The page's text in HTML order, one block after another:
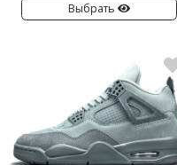
Выбрать